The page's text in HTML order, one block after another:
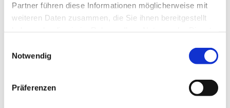
Partner führen diese Informationen möglicherweise mit
weiteren Daten zusammen, die Sie ihnen bereitgestellt
Notwendig
Präferenzen